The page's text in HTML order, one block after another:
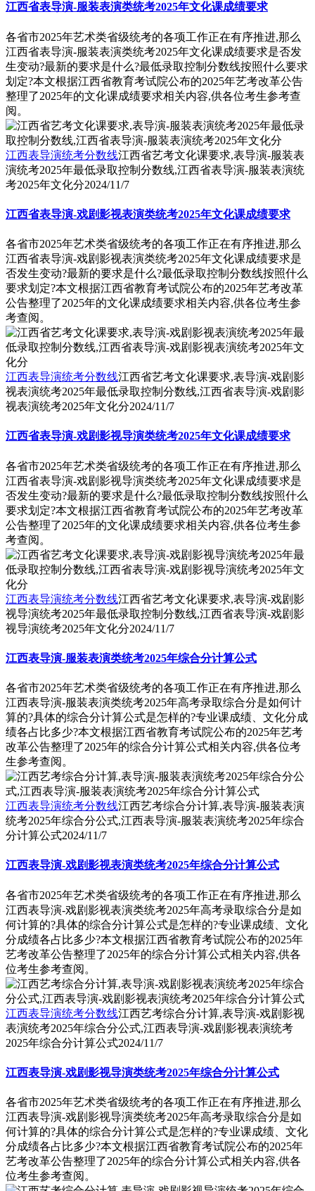
江西省表导演-服装表演类统考2025年文化课成绩要求
各省市2025年艺术类省级统考的各项工作正在有序推进,那么
江西省表导演-服装表演类统考2025年文化课成绩要求是否发
生变动?最新的要求是什么?最低录取控制分数线按照什么要求
划定?本文根据江西省教育考试院公布的2025年艺考改革公告
整理了2025年的文化课成绩要求相关内容,供各位考生参考查
阅。
江西表导演统考分数线江西省艺考文化课要求,表导演-服装表
演统考2025年最低录取控制分数线,江西省表导演-服装表演统
考2025年文化分2024/11/7
江西省表导演-戏剧影视表演类统考2025年文化课成绩要求
各省市2025年艺术类省级统考的各项工作正在有序推进,那么
江西省表导演-戏剧影视表演类统考2025年文化课成绩要求是
否发生变动?最新的要求是什么?最低录取控制分数线按照什么
要求划定?本文根据江西省教育考试院公布的2025年艺考改革
公告整理了2025年的文化课成绩要求相关内容,供各位考生参
考查阅。
江西表导演统考分数线江西省艺考文化课要求,表导演-戏剧影
视表演统考2025年最低录取控制分数线,江西省表导演-戏剧影
视表演统考2025年文化分2024/11/7
江西省表导演-戏剧影视导演类统考2025年文化课成绩要求
各省市2025年艺术类省级统考的各项工作正在有序推进,那么
江西省表导演-戏剧影视导演类统考2025年文化课成绩要求是
否发生变动?最新的要求是什么?最低录取控制分数线按照什么
要求划定?本文根据江西省教育考试院公布的2025年艺考改革
公告整理了2025年的文化课成绩要求相关内容,供各位考生参
考查阅。
江西表导演统考分数线江西省艺考文化课要求,表导演-戏剧影
视导演统考2025年最低录取控制分数线,江西省表导演-戏剧影
视导演统考2025年文化分2024/11/7
江西表导演-服装表演类统考2025年综合分计算公式
各省市2025年艺术类省级统考的各项工作正在有序推进,那么
江西表导演-服装表演类统考2025年高考录取综合分是如何计
算的?具体的综合分计算公式是怎样的?专业课成绩、文化分成
绩各占比多少?本文根据江西省教育考试院公布的2025年艺考
改革公告整理了2025年的综合分计算公式相关内容,供各位考
生参考查阅。
江西表导演统考分数线江西艺考综合分计算,表导演-服装表演
统考2025年综合分公式,江西表导演-服装表演统考2025年综合
分计算公式2024/11/7
江西表导演-戏剧影视表演类统考2025年综合分计算公式
各省市2025年艺术类省级统考的各项工作正在有序推进,那么
江西表导演-戏剧影视表演类统考2025年高考录取综合分是如
何计算的?具体的综合分计算公式是怎样的?专业课成绩、文化
分成绩各占比多少?本文根据江西省教育考试院公布的2025年
艺考改革公告整理了2025年的综合分计算公式相关内容,供各
位考生参考查阅。
江西表导演统考分数线江西艺考综合分计算,表导演-戏剧影视
表演统考2025年综合分公式,江西表导演-戏剧影视表演统考
2025年综合分计算公式2024/11/7
江西表导演-戏剧影视导演类统考2025年综合分计算公式
各省市2025年艺术类省级统考的各项工作正在有序推进,那么
江西表导演-戏剧影视导演类统考2025年高考录取综合分是如
何计算的?具体的综合分计算公式是怎样的?专业课成绩、文化
分成绩各占比多少?本文根据江西省教育考试院公布的2025年
艺考改革公告整理了2025年的综合分计算公式相关内容,供各
位考生参考查阅。